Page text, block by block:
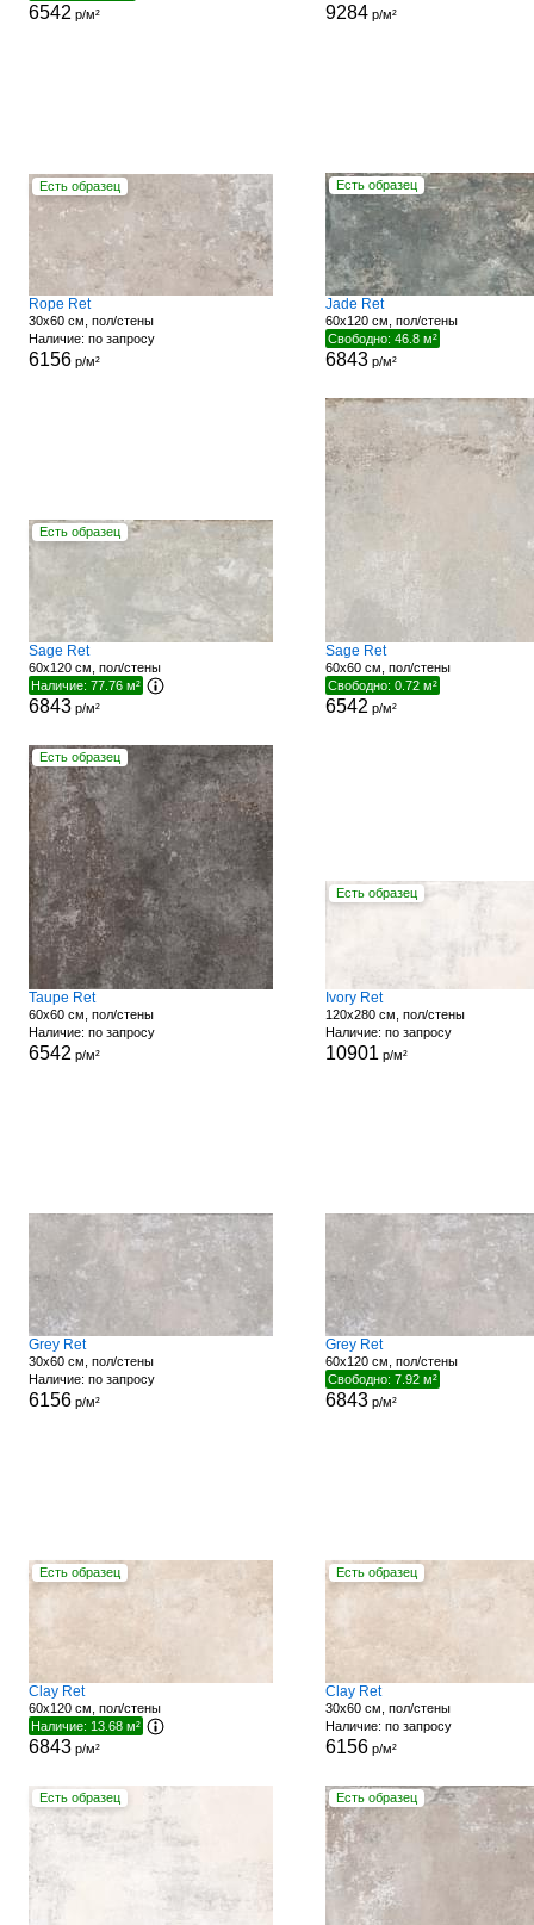
6542 р/м² 9284р/м²
Есть образец
Rope Ret
30x60 см, пол/стены
Наличие: по запросу
6156р/м²
Есть образец
Jade Ret
60x120 см, пол/стены
Свободно: 46.8 м²
6843р/м²
Есть образец
Sage Ret
60x120 см, пол/стены
Наличие: 77.76 м²
6843р/м²
Sage Ret
60x60 см, пол/стены
Свободно: 0.72 м²
6542 р/м²
Есть образец
Taupe Ret
60x60 см, пол/стены
Наличие: по запросу
6542 р/м²
Есть образец
Ivory Ret
120x280 см, пол/стены
Наличие: по запросу
10901 р/м²
Grey Ret
30x60 см, пол/стены
Наличие: по запросу
6156р/м²
Grey Ret
60x120 см, пол/стены
Свободно: 7.92 м²
6843р/м²
Есть образец
Clay Ret
60x120 см, пол/стены
Наличие: 13.68 м²
6843р/м²
Есть образец
Clay Ret
30x60 см, пол/стены
Наличие: по запросу
6156р/м²
Есть образец Есть образец